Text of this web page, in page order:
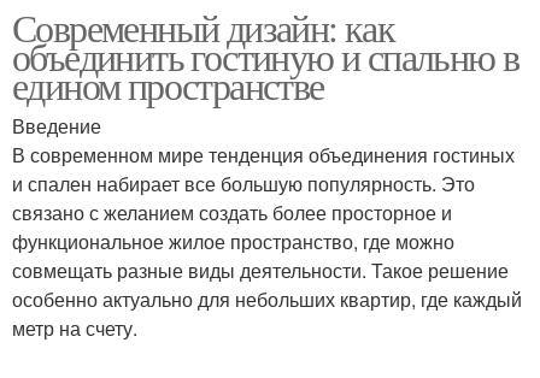
Современный дизайн: как
объединить гостиную и спальню в
едином пространстве
Введение
В современном мире тенденция объединения гостиных
и спален набирает все большую популярность. Это
связано с желанием создать более просторное и
функциональное жилое пространство, где можно
совмещать разные виды деятельности. Такое решение
особенно актуально для небольших квартир, где каждый
метр на счету.